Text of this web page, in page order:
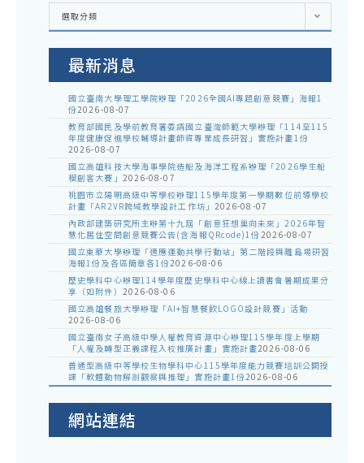
各
室
選取分類
最新消息
國立臺南大學理工學院辦理「2026全國AI專題創意競賽」海報1
份2026-08-07
教育部國民及學前教育署委請國立臺灣師範大學辦理「114至115
年度健康促進學校輔導計畫師資專業成長研習」實施計畫1份
2026-08-07
國立高雄科技大學海事學院造船及海洋工程系辦理「2026學生船
模創客大賽」 2026-08-07
桃園市立陽明高級中等學校辦理115學年度第一學期數位前導學校
計畫「AR2VR跨域教學設計工作坊」 2026-08-07
內政部建築研究所主辦第十九屆「創意狂想巢向未來」2026年智
慧化居住空間創意競賽公告(含海報QRcode)1份2026-08-07
國立東華大學辦理「適應運動共學行動站」第二階段與離島場研習
海報1份及各區簡章各1份2026-08-06
歷史學科中心辦理114學年度歷史學科中心線上讀書會暑期成果分
享（如附件） 2026-08-06
國立高雄餐旅大學辦理「AI+智慧餐飲LOGO設計競賽」活動
2026-08-06
國立臺南女子高級中學人權教育資源中心辦理115學年度上學期
「人權及轉型正義課程入校推廣計畫」實施計畫2026-08-06
普通型高級中等學校生物學科中心115學年度能力競賽培訓公開授
課「軟體動物解剖觀察與推理」實施計畫1份2026-08-06
網站連結